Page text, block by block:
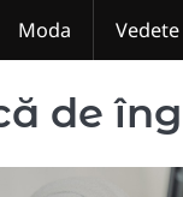
Moda Vedete
de